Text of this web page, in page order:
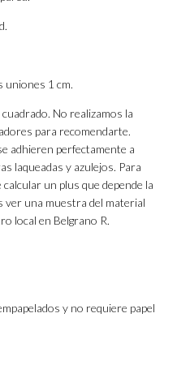
uniones 1 cm.
No realizamos la
para recomendarte.
adhieren perfectamente a
laqueadas y azulejos. Para
un plus que depende la
ver una muestra del material
local en Belgrano R.
y no requiere papel